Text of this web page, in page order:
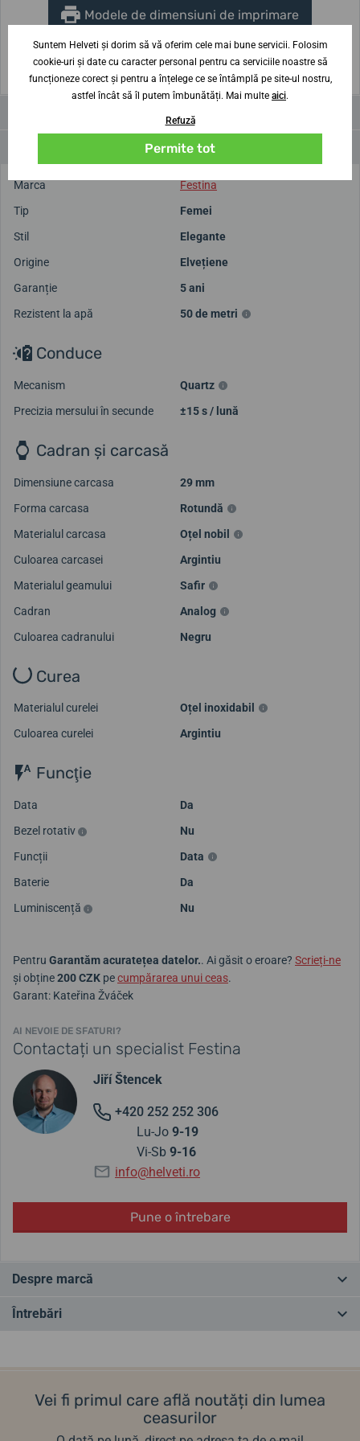
Modele de dimensiuni de imprimare
(Pentru imprimare, setați Scală: Implicită)
Marca
Festina
Tip
Femei
Stil
Elegante
Origine
Elvețiene
Garanție
5 ani
Rezistent la apă
50 de metri
Conduce
Mecanism
Quartz
Precizia mersului în secunde
±15 s / lună
Cadran și carcasă
Dimensiune carcasa
29 mm
Forma carcasa
Rotundă
Materialul carcasa
Oțel nobil
Culoarea carcasei
Argintiu
Materialul geamului
Safir
Cadran
Analog
Culoarea cadranului
Negru
Curea
Materialul curelei
Oțel inoxidabil
Culoarea curelei
Argintiu
Funcţie
Data
Da
Bezel rotativ
Nu
Funcții
Data
Baterie
Da
Luminiscență
Nu
Pentru Garantăm acuratețea datelor.. Ai găsit o eroare? Scrieți-ne
și obține200 CZK pecumpărarea unui ceas.
Garant: Kateřina Žváček
AI NEVOIE DE SFATURI?
Contactați un specialist Festina
Jiří Štencek
+420 252 252 306
Lu-Jo 9-19
Vi-Sb 9-16
info@helveti.ro
Pune o întrebare
Despre marcă
Rădăcinile mărcii Festina datează din Elveția, în 1902, unde a fost
Cu o tradiție de peste un secol, Festina a devenit un producător
foarte popular de ceasuri, al căror design urmează tendințele modei
Întrebări
Adăugați o întrebare
Vei fi primul care află noutăți din lumea
ceasurilor
Suntem Helveti și dorim să vă oferim cele mai bune servicii. Folosim
cookie-uri și date cu caracter personal pentru ca serviciile noastre să
funcționeze corect și pentru a înțelege ce se întâmplă pe site-ul nostru,
astfel încât să îl putem îmbunătăți. Mai multe aici.
Refuză
Permite tot